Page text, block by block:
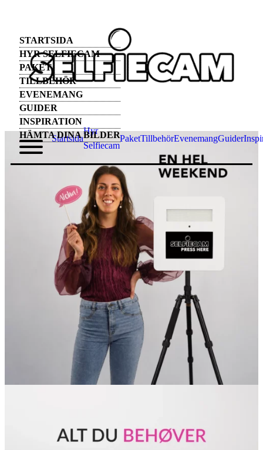
Startsida
Hyr
Selfiecam
PaketTillbehörEvenemangGuider
STARTSIDA
HYR SELFIECAM
PAKET
TILLBEHÖR
EVENEMANG
GUIDER
INSPIRATION
HÄMTA DINA BILDER